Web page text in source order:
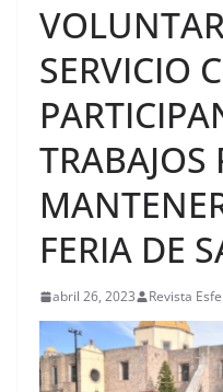
SERVICIO
TRABAJOS
FERIA DE
abril 26, 2023 Revista